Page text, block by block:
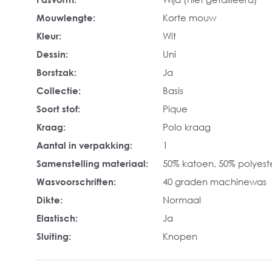
Mouwlengte:
Korte mouw
Kleur:
Wit
Dessin:
Uni
Borstzak:
Ja
Collectie:
Basis
Soort stof:
Pique
Kraag:
Polo kraag
Aantal in verpakking:
1
Samenstelling materiaal:
50% katoen, 50%
Wasvoorschriften:
40 graden machinewas
Dikte:
Normaal
Elastisch:
Ja
Sluiting:
Knopen